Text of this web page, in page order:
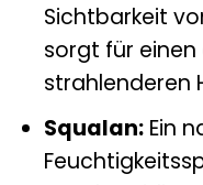
Sichtbarkeit
sorgt für
strahlenderen
Squalan:Ein